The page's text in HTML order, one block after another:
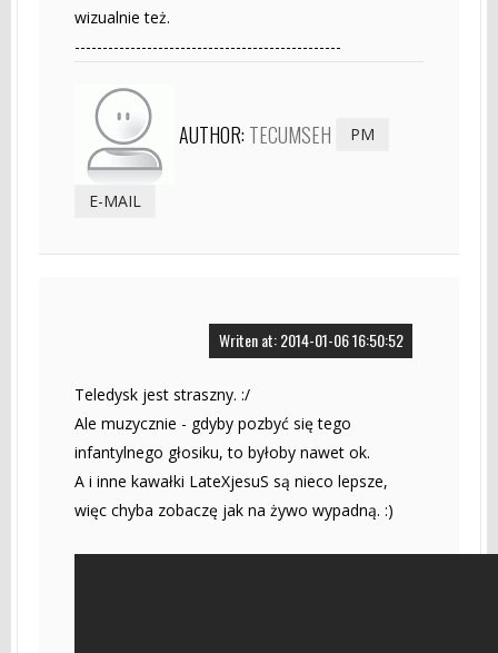
wizualnie też.
------------------------------------------------
AUTHOR: TECUMSEH PM
E-MAIL
Writen at: 2014-01-06 16:50:52
Teledysk jest straszny. :/
Ale muzycznie - gdyby pozbyć się tego
infantylnego głosiku, to byłoby nawet ok.
A i inne kawałki LateXjesuS są nieco lepsze,
więc chyba zobaczę jak na żywo wypadną. :)